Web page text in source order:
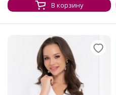
В корзину